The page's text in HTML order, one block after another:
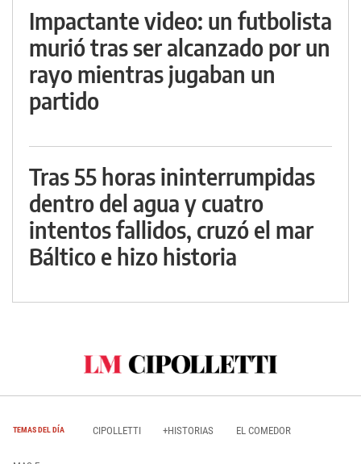
Impactante video: un futbolista
murió tras ser alcanzado por un
rayo mientras jugaban un
partido
Tras 55 horas ininterrumpidas
dentro del agua y cuatro
intentos fallidos, cruzó el mar
Báltico e hizo historia
TEMAS DEL DÍA CIPOLLETTI +HISTORIAS EL COMEDOR